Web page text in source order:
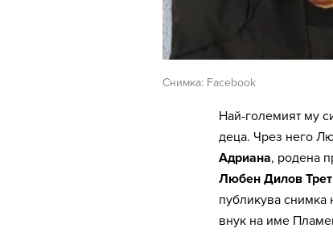
Снимка: Facebook
Най-големият му
деца. Чрез него
Адриана, родена
Любен Дилов
публикува снимка
внук на име